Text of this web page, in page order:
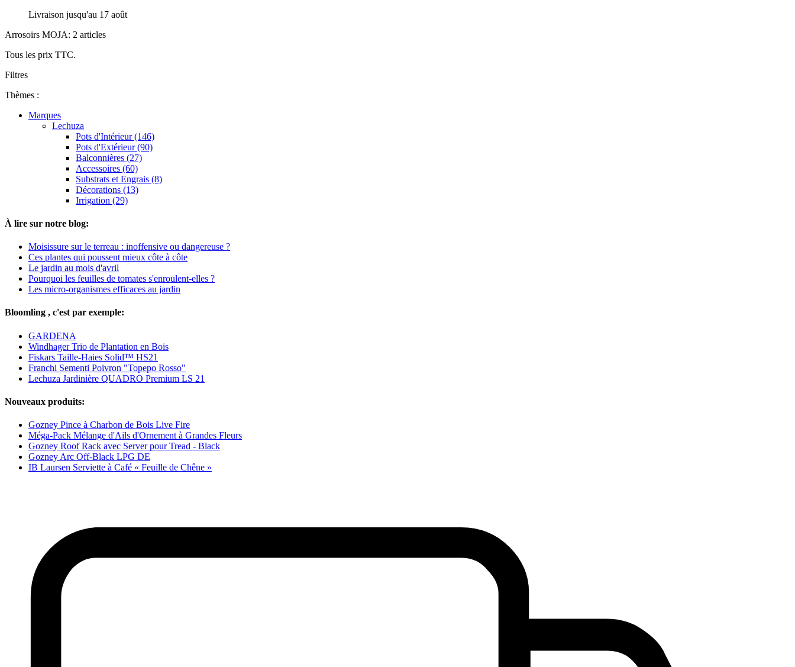
Livraison jusqu'au 17 août
Arrosoirs MOJA: 2 articles
Tous les prix TTC.
Filtres
Thèmes :
Marques
Lechuza
Pots d'Intérieur (146)
Pots d'Extérieur (90)
Balconnières (27)
Accessoires (60)
Substrats et Engrais (8)
Décorations (13)
Irrigation (29)
À lire sur notre blog:
Moisissure sur le terreau : inoffensive ou dangereuse ?
Ces plantes qui poussent mieux côte à côte
Le jardin au mois d'avril
Pourquoi les feuilles de tomates s'enroulent-elles ?
Les micro-organismes efficaces au jardin
Bloomling , c'est par exemple:
GARDENA
Windhager Trio de Plantation en Bois
Fiskars Taille-Haies Solid™ HS21
Franchi Sementi Poivron "Topepo Rosso"
Lechuza Jardinière QUADRO Premium LS 21
Nouveaux produits:
Gozney Pince à Charbon de Bois Live Fire
Méga-Pack Mélange d'Ails d'Ornement à Grandes Fleurs
Gozney Roof Rack avec Server pour Tread - Black
Gozney Arc Off-Black LPG DE
IB Laursen Serviette à Café « Feuille de Chêne »